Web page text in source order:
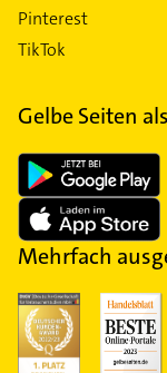
Pinterest
TikTok
Gelbe Seiten
Mehrfach